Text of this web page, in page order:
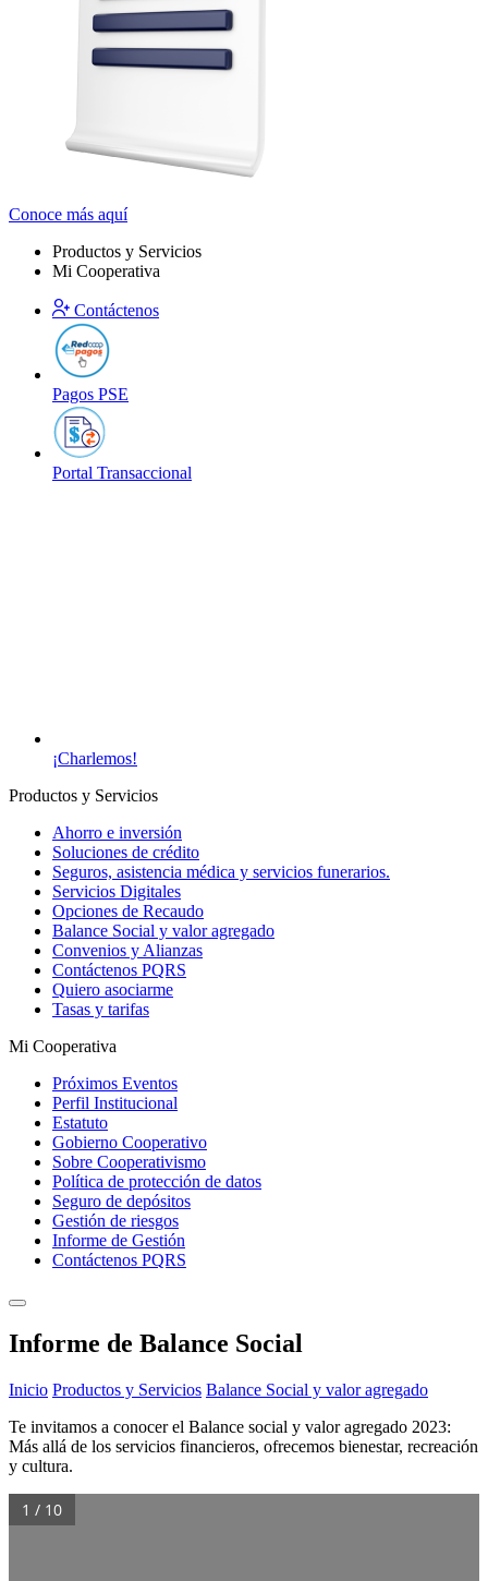
Conoce más aquí
Productos y Servicios
Mi Cooperativa
Contáctenos
Pagos PSE
Portal Transaccional
¡Charlemos!
Productos y Servicios
Ahorro e inversión
Soluciones de crédito
Seguros, asistencia médica y servicios funerarios.
Servicios Digitales
Opciones de Recaudo
Balance Social y valor agregado
Convenios y Alianzas
Contáctenos PQRS
Quiero asociarme
Tasas y tarifas
Mi Cooperativa
Próximos Eventos
Perfil Institucional
Estatuto
Gobierno Cooperativo
Sobre Cooperativismo
Política de protección de datos
Seguro de depósitos
Gestión de riesgos
Informe de Gestión
Contáctenos PQRS
Informe de Balance Social
Inicio Productos y Servicios Balance Social y valor agregado
Te invitamos a conocer el Balance social y valor agregado 2023:
Más allá de los servicios financieros, ofrecemos bienestar, recreación
y cultura.